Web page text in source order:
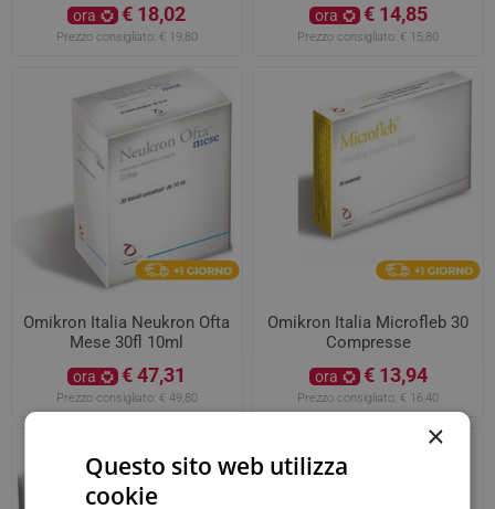
ora € 18,02
Prezzo consigliato: € 19,80
ora € 14,85
Prezzo consigliato: € 15,80
Omikron Italia Neukron Ofta
Mese 30fl 10ml
ora € 47,31
Prezzo consigliato: € 49,80
Omikron Italia Microfleb 30
Compresse
ora € 13,94
Prezzo consigliato: € 16,40
×
Questo sito web utilizza
cookie